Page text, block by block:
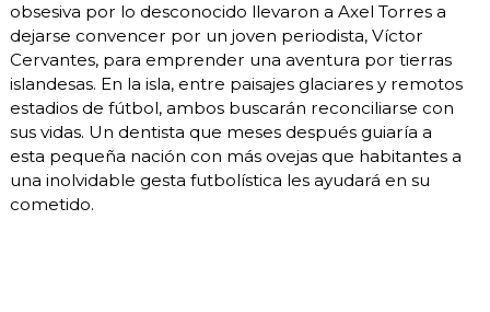
obsesiva por lo desconocido llevaron a Axel Torres a
dejarse convencer por un joven periodista, Víctor
Cervantes, para emprender una aventura por tierras
islandesas. En la isla, entre paisajes glaciares y remotos
estadios de fútbol, ambos buscarán reconciliarse con
sus vidas. Un dentista que meses después guiaría a
esta pequeña nación con más ovejas que habitantes a
una inolvidable gesta futbolística les ayudará en su
cometido.